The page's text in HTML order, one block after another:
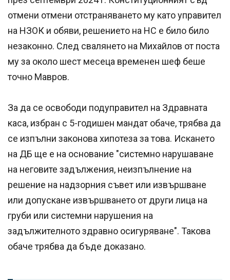
отмени отмени отстраняването му като управител
на НЗОК и обяви, решението на НС е било било
незаконно. След свалянето на Михайлов от поста
му за около шест месеца временен шеф беше
точно Мавров.
За да се освободи подуправител на Здравната
каса, избран с 5-годишен мандат обаче, трябва да
се изпълни законова хипотеза за това. Искането
на ДБ ще е на основание "системно нарушаване
на неговите задължения, неизпълнение на
решение на надзорния съвет или извършване
или допускане извършването от други лица на
груби или системни нарушения на
задължителното здравно осигуряване". Такова
обаче трябва да бъде доказано.